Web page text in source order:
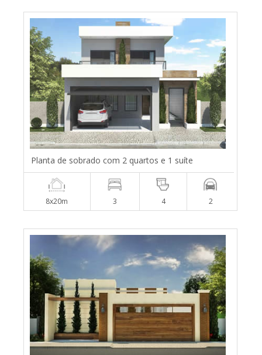
Planta de sobrado com 2 quartos e 1 suíte
8x20m 3 4 2